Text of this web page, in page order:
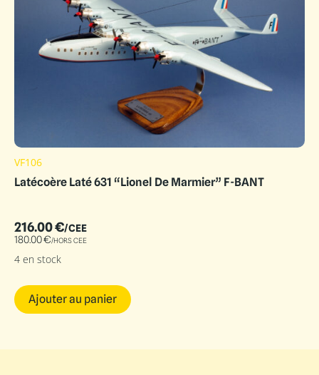
VF106
Latécoère Laté 631 “Lionel De Marmier” F-BANT
216.00€/CEE
180.00€/HORS CEE
4 en stock
Ajouter au panier